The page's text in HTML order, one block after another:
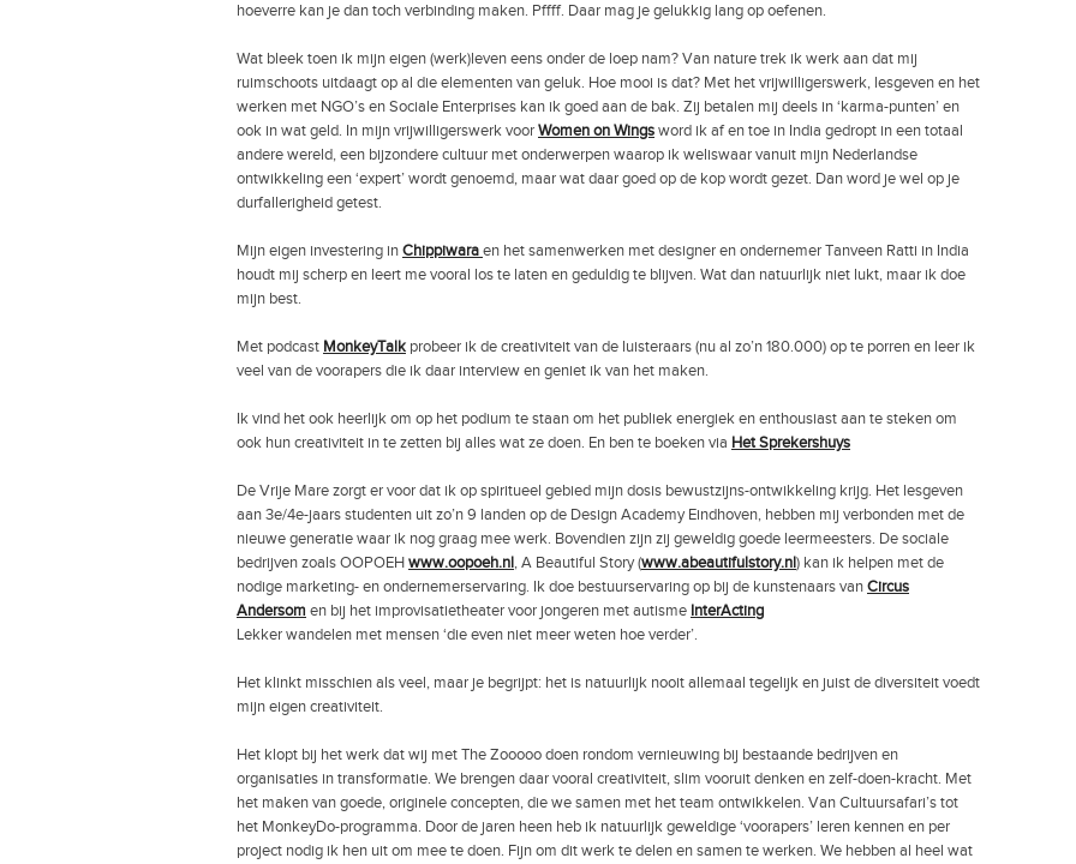
hoeverre kan je dan toch verbinding maken. Pffff. Daar mag je gelukkig lang op oefenen.
Wat bleek toen ik mijn eigen (werk)leven eens onder de loep nam? Van nature trek ik werk aan dat mij
ruimschoots uitdaagt op al die elementen van geluk. Hoe mooi is dat? Met het vrijwilligerswerk, lesgeven en het
werken met NGO’s en Sociale Enterprises kan ik goed aan de bak. Zij betalen mij deels in ‘karma-punten’ en
ook in wat geld. In mijn vrijwilligerswerk voorWomen on Wingsword ik af en toe in India gedropt in een totaal
andere wereld, een bijzondere cultuur met onderwerpen waarop ik weliswaar vanuit mijn Nederlandse
ontwikkeling een ‘expert’ wordt genoemd, maar wat daar goed op de kop wordt gezet. Dan word je wel op je
durfallerigheid getest.
Mijn eigen investering inChippiwaraen het samenwerken met designer en ondernemer Tanveen Ratti in India
houdt mij scherp en leert me vooral los te laten en geduldig te blijven. Wat dan natuurlijk niet lukt, maar ik doe
mijn best.
Met podcast MonkeyTalk probeer ik de creativiteit van de luisteraars (nu al zo’n 180.000) op te porren en leer ik
veel van de voorapers die ik daar interview en geniet ik van het maken.
Ik vind het ook heerlijk om op het podium te staan om het publiek energiek en enthousiast aan te steken om
ook hun creativiteit in te zetten bij alles wat ze doen. En ben te boeken via Het Sprekershuys
De Vrije Mare zorgt er voor dat ik op spiritueel gebied mijn dosis bewustzijns-ontwikkeling krijg. Het lesgeven
aan 3e/4e-jaars studenten uit zo’n 9 landen op de Design Academy Eindhoven, hebben mij verbonden met de
nieuwe generatie waar ik nog graag mee werk. Bovendien zijn zij geweldig goede leermeesters. De sociale
bedrijven zoals OOPOEHwww.oopoeh.nl, A Beautiful Story (www.abeautifulstory.nl) kan ik helpen met de
nodige marketing- en ondernemerservaring. Ik doe bestuurservaring op bij de kunstenaars vanCircus
Andersom en bij het improvisatietheater voor jongeren met autisme InterActing
Lekker wandelen met mensen ‘die even niet meer weten hoe verder’.
Het klinkt misschien als veel, maar je begrijpt: het is natuurlijk nooit allemaal tegelijk en juist de diversiteit voedt
mijn eigen creativiteit.
Het klopt bij het werk dat wij met The Zooooo doen rondom vernieuwing bij bestaande bedrijven en
organisaties in transformatie. We brengen daar vooral creativiteit, slim vooruit denken en zelf-doen-kracht. Met
het maken van goede, originele concepten, die we samen met het team ontwikkelen. Van Cultuursafari’s tot
het MonkeyDo-programma. Door de jaren heen heb ik natuurlijk geweldige ‘voorapers’ leren kennen en per
project nodig ik hen uit om mee te doen. Fijn om dit werk te delen en samen te werken. We hebben al heel wat